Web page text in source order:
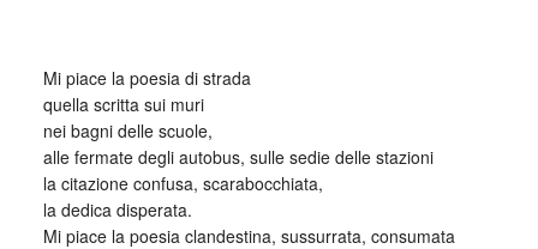
Mi piace la poesia di strada
quella scritta sui muri
nei bagni delle scuole,
alle fermate degli autobus, sulle sedie delle stazioni
la citazione confusa, scarabocchiata,
la dedica disperata.
Mi piace la poesia clandestina, sussurrata, consumata